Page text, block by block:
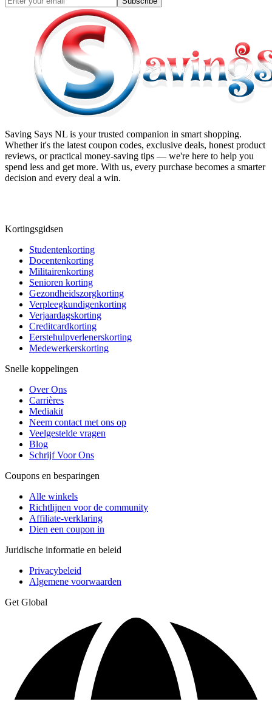
Saving Says NL is your trusted companion in smart shopping.
Whether it's the latest coupon codes, exclusive deals, honest product
reviews, or practical money-saving tips — we're here to help you
spend less and get more. With us, every purchase becomes a smarter
decision and every deal a win.
Kortingsgidsen
Studentenkorting
Docentenkorting
Militairenkorting
Senioren korting
Gezondheidszorgkorting
Verpleegkundigenkorting
Verjaardagskorting
Creditcardkorting
Eerstehulpverlenerskorting
Medewerkerskorting
Snelle koppelingen
Over Ons
Carrières
Mediakit
Neem contact met ons op
Veelgestelde vragen
Blog
Schrijf Voor Ons
Coupons en besparingen
Alle winkels
Richtlijnen voor de community
Affiliate-verklaring
Dien een coupon in
Juridische informatie en beleid
Privacybeleid
Algemene voorwaarden
Get Global